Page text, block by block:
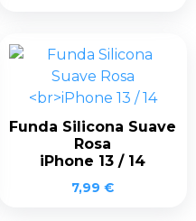
Funda Silicona Suave
Rosa
iPhone 13 / 14
7,99 €